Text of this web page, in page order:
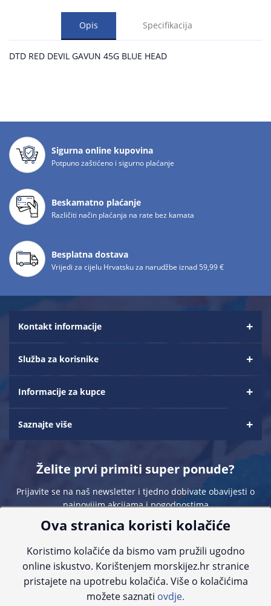
Opis Specifikacija
DTD RED DEVIL GAVUN 45G BLUE HEAD
Sigurna online kupovina
Potpuno zaštićeno i sigurno plaćanje
Beskamatno plaćanje
Različiti način plaćanja na rate bez kamata
Besplatna dostava
Vrijedi za cijelu Hrvatsku za narudžbe iznad 59,99 €
Kontakt informacije
Služba za korisnike
Informacije za kupce
Saznajte više
Želite prvi primiti super ponude?
Prijavite se na naš newsletter i tjedno dobivate obavijesti o
najnovijim akcijama i pogodnostima
Sve navedene cijene sadrže PDV. Pokušavamo osigurati što preciznije
informacije, ali zbog tehnoloških ograničenja ne možemo garantirati potpunu
Ova stranica koristi kolačiće
Koristimo kolačiće da bismo vam pružili ugodno
online iskustvo. Korištenjem morskijez.hr stranice
pristajete na upotrebu kolačića. Više o kolačićima
možete saznati ovdje.